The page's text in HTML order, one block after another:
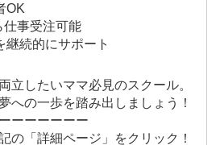
OK
仕事受注可能
継続的にサポート
立したいママ必見のスクール。
への一歩を踏み出しましょう！
ーーーーーー
の「詳細ページ」をクリック！